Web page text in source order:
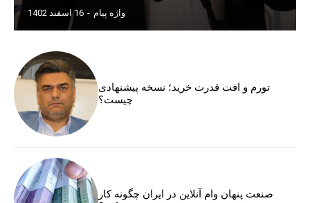
واژه پیام - 16 اسفند 1402
تورم و افت قدرت خرید؛ نسخه پیشنهادی
چیست؟
صنعت پنهان وام آنلاین در ایران چگونه کار